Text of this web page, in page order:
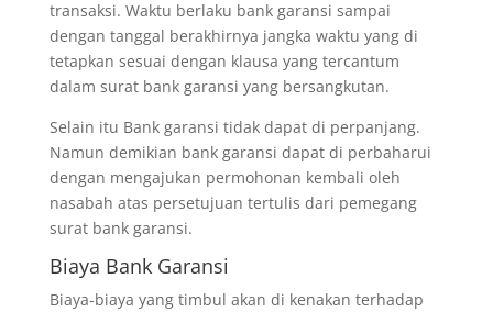
transaksi. Waktu berlaku bank garansi sampai
dengan tanggal berakhirnya jangka waktu yang di
tetapkan sesuai dengan klausa yang tercantum
dalam surat bank garansi yang bersangkutan.
Selain itu Bank garansi tidak dapat di perpanjang.
Namun demikian bank garansi dapat di perbaharui
dengan mengajukan permohonan kembali oleh
nasabah atas persetujuan tertulis dari pemegang
surat bank garansi.
Biaya Bank Garansi
Biaya-biaya yang timbul akan di kenakan terhadap